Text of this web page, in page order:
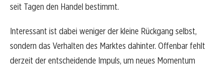
seit Tagen den Handel bestimmt.
Interessant ist dabei weniger der kleine Rückgang selbst,
sondern das Verhalten des Marktes dahinter. Offenbar fehlt
derzeit der entscheidende Impuls, um neues Momentum